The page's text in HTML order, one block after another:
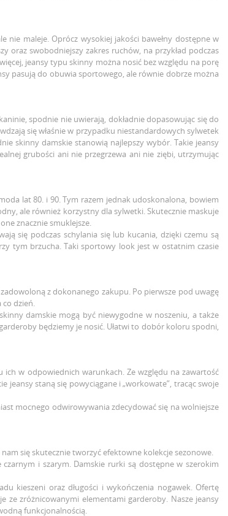
nie maleje. Oprócz wysokiej jakości bawełny dostępne w
oraz swobodniejszy zakres ruchów, na przykład podczas
jeansy typu skinny można nosić bez względu na porę
pasują do obuwia sportowego, ale równie dobrze można
spodnie nie uwierają, dokładnie dopasowując się do
się właśnie w przypadku niestandardowych sylwetek
skinny damskie stanowią najlepszy wybór. Takie jeansy
grubości ani nie przegrzewa ani nie ziębi, utrzymując
lat 80. i 90. Tym razem jednak udoskonalona, bowiem
ale również korzystny dla sylwetki. Skutecznie maskuje
znacznie smuklejsze.
się podczas schylania się lub kucania, dzięki czemu są
tym brzucha. Taki sportowy look jest w ostatnim czasie
z dokonanego zakupu. Po pierwsze pod uwagę
dzień.
damskie mogą być niewygodne w noszeniu, a także
będziemy je nosić. Ułatwi to dobór koloru spodni,
ich w odpowiednich warunkach. Ze względu na zawartość
jeansy staną się powyciągane i „workowate”, tracąc swoje
mocnego odwirowywania zdecydować się na wolniejsze
się skutecznie tworzyć efektowne kolekcje sezonowe.
i szarym. Damskie rurki są dostępne w szerokim
kieszeni oraz długości i wykończenia nogawek. Ofertę
ze zróżnicowanymi elementami garderoby. Nasze jeansy
funkcjonalnością.